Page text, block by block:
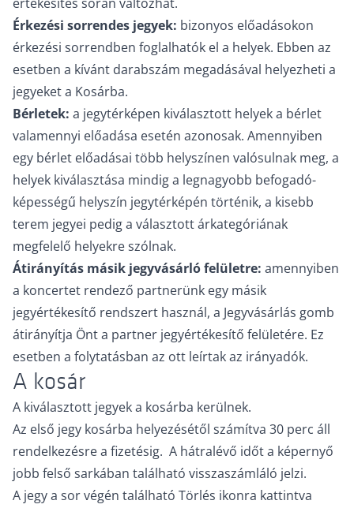
Érkezési sorrendes jegyek: bizonyos előadásokon
érkezési sorrendben foglalhatók el a helyek. Ebben az
esetben a kívánt darabszám megadásával helyezheti a
jegyeket a Kosárba.
Bérletek: a jegytérképen kiválasztott helyek a bérlet
valamennyi előadása esetén azonosak. Amennyiben
egy bérlet előadásai több helyszínen valósulnak meg, a
helyek kiválasztása mindig a legnagyobb befogadó-
képességű helyszín jegytérképén történik, a kisebb
terem jegyei pedig a választott árkategóriának
megfelelő helyekre szólnak.
Átirányítás másik jegyvásárló felületre: amennyiben
a koncertet rendező partnerünk egy másik
jegyértékesítő rendszert használ, a Jegyvásárlás gomb
átirányítja Önt a partner jegyértékesítő felületére. Ez
esetben a folytatásban az ott leírtak az irányadók.
A kosár
A kiválasztott jegyek a kosárba kerülnek.
Az első jegy kosárba helyezésétől számítva 30 perc áll
rendelkezésre a fizetésig. A hátralévő időt a képernyő
jobb felső sarkában található visszaszámláló jelzi.
A jegy a sor végén található Törlés ikonra kattintva